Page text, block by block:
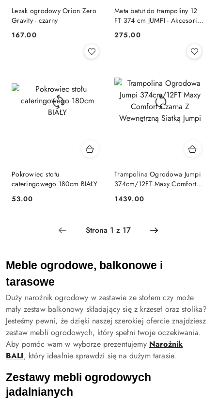
Leżak ogrodowy Orion Zero
Gravity - czarny
Cena:
167.00
Mata batut do trampoliny 12
FT 374 cm JUMPI - Akcesoria
Cena:
275.00
Pokrowiec stołu
cateringowego 180cm BIAŁY
Cena:
53.00
Trampolina Ogrodowa Jumpi
374cm/12FT Maxy Comfort
Jumpi
Cena:
1439.00
Meble ogrodowe, balkonowe i
tarasowe
Duży narożnik ogrodowy w zestawie ze stołem czy może
mały zestaw balkonowy składający się z krzeseł oraz stolika?
Jesteśmy pewni, że dzięki naszej szerokiej ofercie znajdziesz
zestaw mebli ogrodowych, który spełni twoje oczekiwania.
Aby pomóc wam w wyborze prezentujemy Narożnik
BALI, który idealnie sprawdzi się na dużym tarasie.
Zestawy mebli ogrodowych
jadalnianych